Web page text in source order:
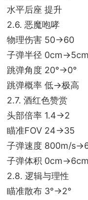
水平后座 提升
2.6. 恶魔咆哮
物理伤害 50->60
子弹半径 0cm->5cm
跳弹角度 20°->0°
跳弹概率 低->极高
2.7. 酒红色赞赏
头部倍率 1.4->2
瞄准FOV 24->35
子弹速度 800m/s-
子弹体积 0cm->6cm
2.8. 逻辑与理性
瞄准散布 3°->2°